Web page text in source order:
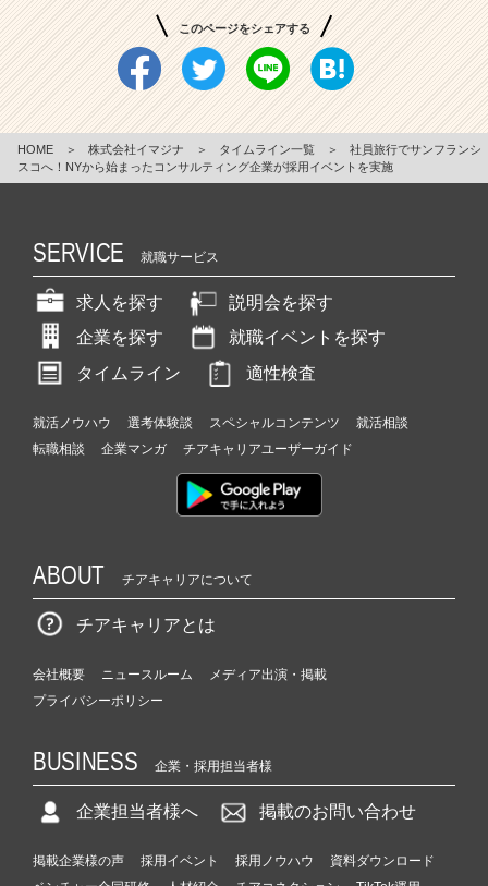
このページをシェアする
HOME ＞ 株式会社イマジナ ＞ タイムライン一覧 ＞
社員旅行でサンフランシ
スコへ！NYから始まったコンサルティング企業が採用イベントを実施
SERVICE 就職サービス
求人を探す
説明会を探す
企業を探す
就職イベントを探す
タイムライン
適性検査
就活ノウハウ 選考体験談 スペシャルコンテンツ
就活相談
転職相談
企業マンガ チアキャリアユーザーガイド
ABOUT チアキャリアについて
チアキャリアとは
会社概要 ニュースルーム
メディア出演・掲載
プライバシーポリシー
BUSINESS 企業・採用担当者様
企業担当者様へ 掲載のお問い合わせ
掲載企業様の声 採用イベント 採用ノウハウ
資料ダウンロード